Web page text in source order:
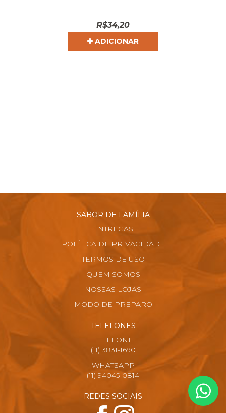
R$34,20
ADICIONAR
SABOR DE FAMÍLIA
ENTREGAS
POLÍTICA DE PRIVACIDADE
TERMOS DE USO
QUEM SOMOS
NOSSAS LOJAS
MODO DE PREPARO
TELEFONES
TELEFONE
(11) 3831-1690
WHATSAPP
(11) 94045-0814
REDES SOCIAIS